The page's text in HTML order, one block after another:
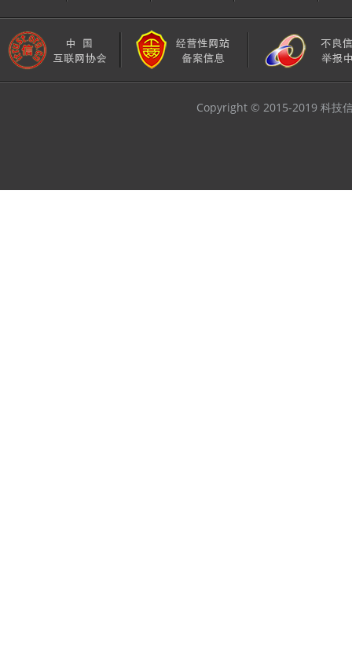
Copyright © 2015-2019 科技